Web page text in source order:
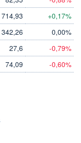
+0,17%
0,00%
27,6 -0,79%
74,09 -0,60%